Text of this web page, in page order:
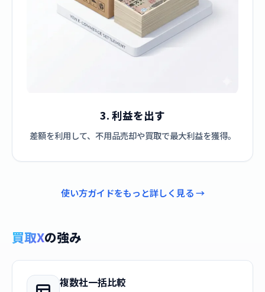
3. 利益を出す
差額を利用して、不用品売却や買取で最大利益を獲得。
使い方ガイドをもっと詳しく見る →
買取Xの強み
複数社一括比較